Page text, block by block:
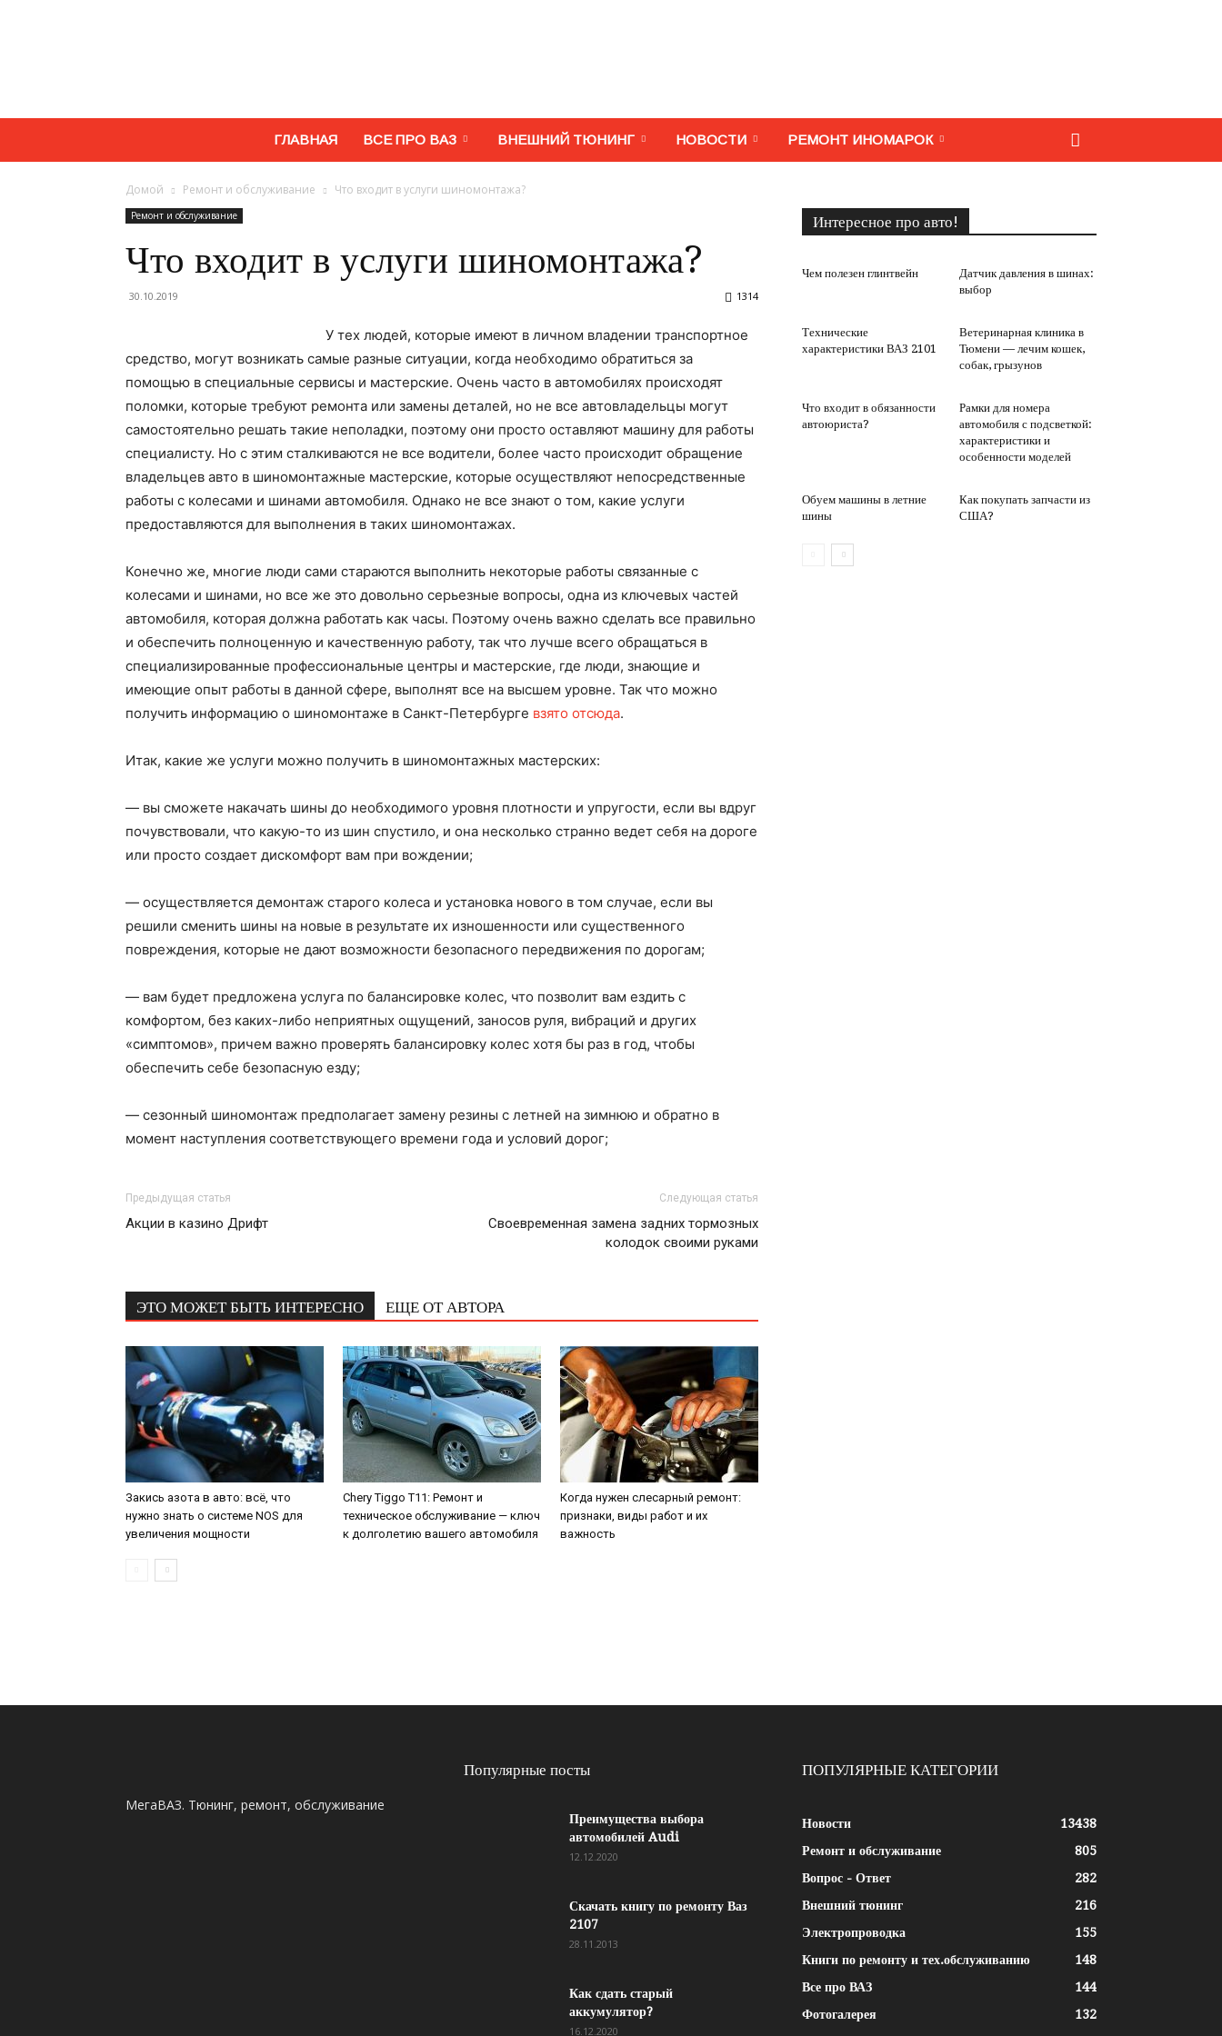
МегаВАЗ.
ремонт,
обслуживание
ГЛАВНАЯ ВСЕ ПРО ВАЗ ВНЕШНИЙ ТЮНИНГ НОВОСТИ РЕМОНТ ИНОМАРОК
Домой Ремонт и обслуживание Что входит в услуги шиномонтажа?
Ремонт и обслуживание
Что входит в услуги шиномонтажа?
30.10.2019 1314
У тех людей, которые имеют в личном владении транспортное
средство, могут возникать самые разные ситуации, когда необходимо обратиться за
помощью в специальные сервисы и мастерские. Очень часто в автомобилях происходят
поломки, которые требуют ремонта или замены деталей, но не все автовладельцы могут
самостоятельно решать такие неполадки, поэтому они просто оставляют машину для работы
специалисту. Но с этим сталкиваются не все водители, более часто происходит обращение
владельцев авто в шиномонтажные мастерские, которые осуществляют непосредственные
работы с колесами и шинами автомобиля. Однако не все знают о том, какие услуги
предоставляются для выполнения в таких шиномонтажах.
Конечно же, многие люди сами стараются выполнить некоторые работы связанные с
колесами и шинами, но все же это довольно серьезные вопросы, одна из ключевых частей
автомобиля, которая должна работать как часы. Поэтому очень важно сделать все правильно
и обеспечить полноценную и качественную работу, так что лучше всего обращаться в
специализированные профессиональные центры и мастерские, где люди, знающие и
имеющие опыт работы в данной сфере, выполнят все на высшем уровне. Так что можно
получить информацию о шиномонтаже в Санкт-Петербурге взято отсюда.
Итак, какие же услуги можно получить в шиномонтажных мастерских:
— вы сможете накачать шины до необходимого уровня плотности и упругости, если вы вдруг
почувствовали, что какую-то из шин спустило, и она несколько странно ведет себя на дороге
или просто создает дискомфорт вам при вождении;
— осуществляется демонтаж старого колеса и установка нового в том случае, если вы
решили сменить шины на новые в результате их изношенности или существенного
повреждения, которые не дают возможности безопасного передвижения по дорогам;
— вам будет предложена услуга по балансировке колес, что позволит вам ездить с
комфортом, без каких-либо неприятных ощущений, заносов руля, вибраций и других
«симптомов», причем важно проверять балансировку колес хотя бы раз в год, чтобы
обеспечить себе безопасную езду;
— сезонный шиномонтаж предполагает замену резины с летней на зимнюю и обратно в
момент наступления соответствующего времени года и условий дорог;
Предыдущая статья
Акции в казино Дрифт
Следующая статья
Своевременная замена задних тормозных
колодок своими руками
ЭТО МОЖЕТ БЫТЬ ИНТЕРЕСНО ЕЩЕ ОТ АВТОРА
Закись азота в авто: всё, что
нужно знать о системе NOS для
увеличения мощности
Chery Tiggo T11: Ремонт и
техническое обслуживание — ключ
к долголетию вашего автомобиля
Когда нужен слесарный ремонт:
признаки, виды работ и их
важность
Интересное про авто!
Чем полезен глинтвейн
Датчик давления в шинах:
выбор
Технические
характеристики ВАЗ 2101
Ветеринарная клиника в
Тюмени — лечим кошек,
собак, грызунов
Что входит в обязанности
автоюриста?
Рамки для номера
автомобиля с подсветкой:
характеристики и
особенности моделей
Обуем машины в летние
шины
Как покупать запчасти из
США?
МегаВАЗ. Тюнинг, ремонт, обслуживание
Популярные посты
Преимущества выбора
автомобилей Audi
12.12.2020
Скачать книгу по ремонту Ваз
2107
28.11.2013
Как сдать старый
аккумулятор?
16.12.2020
ПОПУЛЯРНЫЕ КАТЕГОРИИ
Новости
13438
Ремонт и обслуживание
805
Вопрос - Ответ
282
Внешний тюнинг
216
Электропроводка
155
Книги по ремонту и тех.обслуживанию
148
Все про ВАЗ
144
Фотогалерея
132